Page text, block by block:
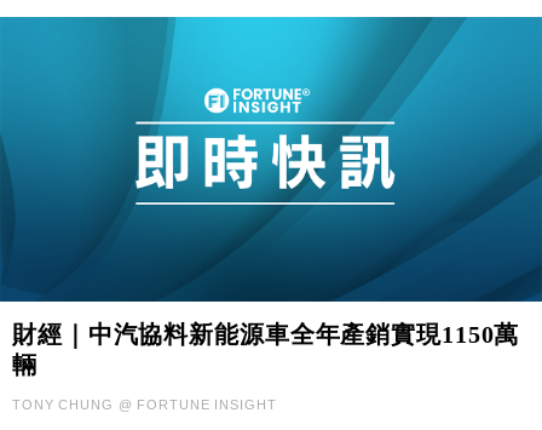
日圓干預創新高
國際｜特朗普料美伊戰事快結束 承認部分彈藥庫存緊
財經｜SA售股自救後再出手 斥4億美元押注未上市公
財經｜精星香港夥菜鳥拓全球智慧倉儲市場 加快海外
市場落地
13:12
國際｜特朗普赴洛杉磯高球場活動前 男子攜槍彈被捕
12:30
財經｜中汽協料新能源車全年產銷實現1150萬
輛
TONY CHUNG @ FORTUNE INSIGHT